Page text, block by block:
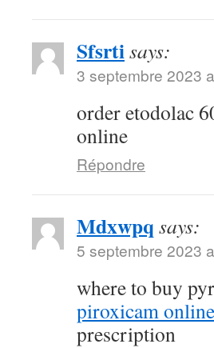
Sfsrtisays:
3 septembre 2023
order etodolac
online
Répondre
Mdxwpq says:
5 septembre 2023
where to buy
piroxicam
prescription